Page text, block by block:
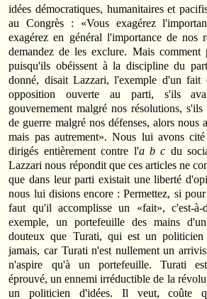
idées démocratiques, humanitaires et
au Congrès : «Vous exagérez
exagérez en général l'importance de nos
demandez de les exclure. Mais comment
puisqu'ils obéissent à la discipline du
donné, disait Lazzari, l'exemple d'un
opposition ouverte au parti, s'ils
gouvernement malgré nos résolutions,
de guerre malgré nos défenses, alors nous
mais pas autrement». Nous lui avons
dirigés entièrement contre l'a b c du
Lazzari nous répondit que ces articles ne
que dans leur parti existait une liberté
nous lui disions encore : Permettez, si
faut qu'il accomplisse un «fait», c'est-
exemple, un portefeuille des mains
douteux que Turati, qui est un
jamais, car Turati n'est nullement un
n'aspire qu'à un portefeuille. Turati
éprouvé, un ennemi irréductible de la
un politicien d'idées. Il veut, coûte